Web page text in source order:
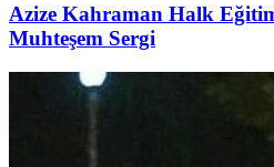
Azize Kahraman Halk
Muhteşem Sergi